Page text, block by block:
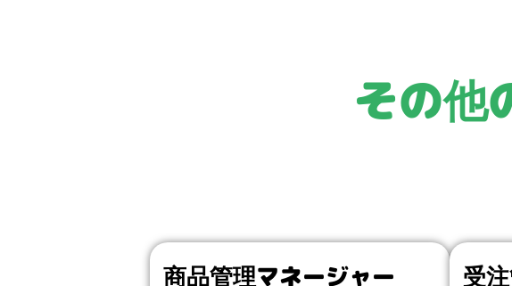
その他
商品管理マネージャー 受